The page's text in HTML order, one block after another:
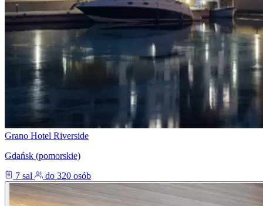
Grano Hotel Riverside
Gdańsk (pomorskie)
7 sal
do 320 osób